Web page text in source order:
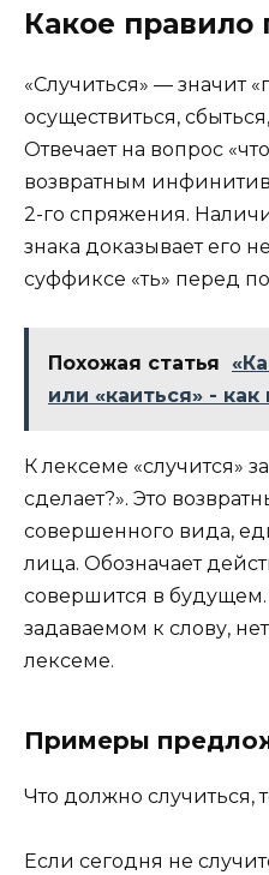
Какое правило
«Случиться» — значит
осуществиться,
Отвечает на вопрос
возвратным
2-го спряжения.
знака доказывает его
суффиксе «ть» перед
Похожая статья
или «каиться» - как
К лексеме «случится»
сделает?». Это
совершенного вида,
лица. Обозначает
совершится в будущем.
задаваемом к слову,
лексеме.
Примеры
Что должно случиться,
Если сегодня не